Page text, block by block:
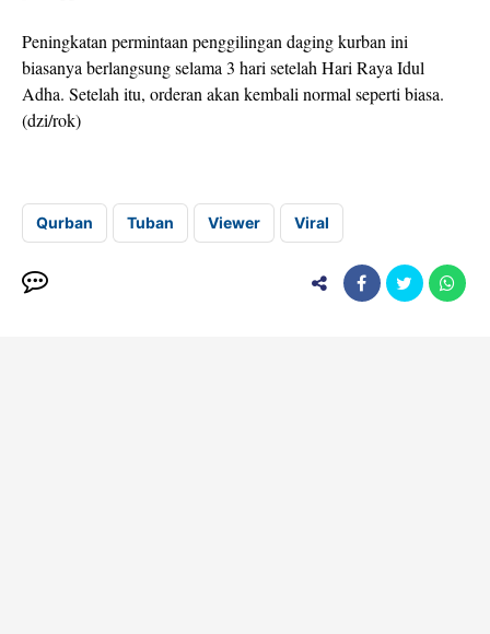
Peningkatan permintaan penggilingan daging kurban ini
biasanya berlangsung selama 3 hari setelah Hari Raya Idul
Adha. Setelah itu, orderan akan kembali normal seperti biasa.
(dzi/rok)
Qurban Tuban Viewer Viral